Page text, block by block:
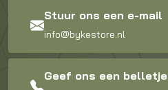
Stuur ons een e-mail
info@bykestore.nl
Geef ons een belletje